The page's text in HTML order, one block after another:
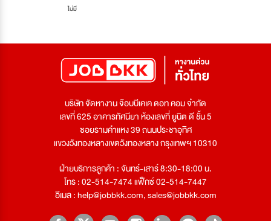
ไม่มี
บริษัท จัดหางาน จ๊อบบีเคเค ดอท คอม จำกัด
เลขที่ 625 อาคารทัศนียา ห้องเลขที่ ยูนิต ดี ชั้น 5
ซอยรามคำแหง 39 ถนนประชาอุทิศ
แขวงวังทองหลางเขตวังทองหลาง กรุงเทพฯ 10310
ฝ่ายบริการลูกค้า : จันทร์-เสาร์ 8:30-18:00 น.
โทร : 02-514-7474 แฟ็กซ์ 02-514-7447
อีเมล :help@jobbkk.com,sales@jobbkk.com